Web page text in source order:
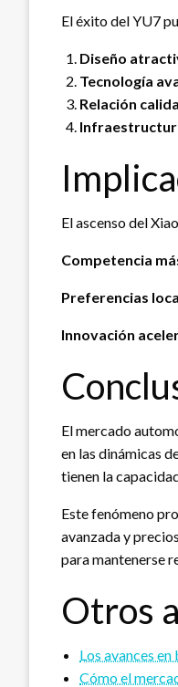
El éxito del YU7
Diseño
Tecnología
Relación
El ascenso del
Competencia
Preferencias
Innovación
El mercado
en las dinámicas
tienen la
Este fenómeno
avanzada y
para mantenerse
Otros
Los avances
Cómo el